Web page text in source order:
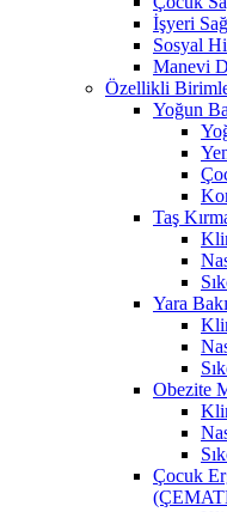
İşyeri
Sosyal
Manevi
Özellikli
Yoğun
Taş
Yara
Obezite
Çocuk